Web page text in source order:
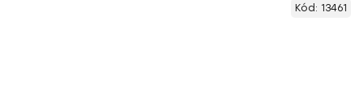
Kód: 13461